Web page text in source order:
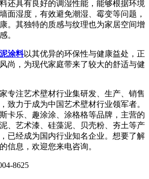
具有良好的调湿性能，能够根据环境
面湿度，有效避免潮湿、霉变等问题，
。其独特的质感与纹理也为家居空间增
。
涂料以其优异的环保性与健康益处，正
尚，为现代家庭带来了较大的舒适与健
注艺术壁材行业集研发、生产、销售
致力于成为中国艺术壁材行业领军者。
卡乐、趣涂涂、涂格格等品牌，主营的
、艺术漆、硅藻泥、贝壳粉、夯土等产
已经成为国内行业知名企业。想要了解
信息，欢迎您来电咨询。
8625